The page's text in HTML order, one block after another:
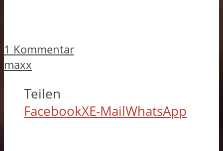
1 Kommentar
maxx
Teilen
FacebookXE-MailWhatsApp